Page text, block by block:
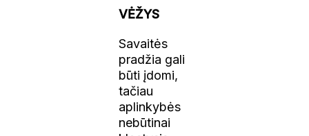
VĖŽYS
Savaitės
pradžia gali
būti įdomi,
tačiau
aplinkybės
nebūtinai